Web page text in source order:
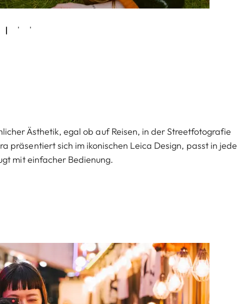
Ästhetik, egal ob auf Reisen, in der Streetfotografie
präsentiert sich im ikonischen Leica Design, passt in jede
mit einfacher Bedienung.